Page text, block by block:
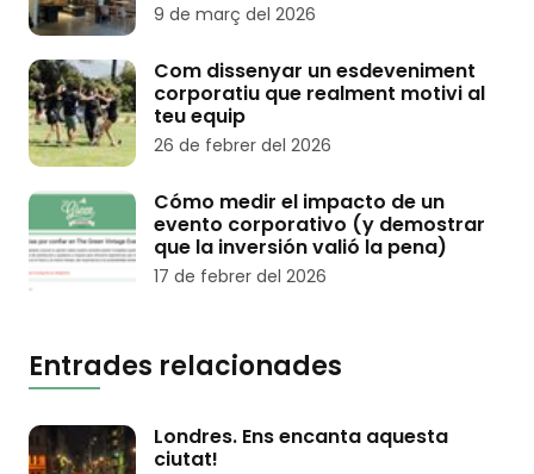
9 de març del 2026
Com dissenyar un esdeveniment
corporatiu que realment motivi al
teu equip
26 de febrer del 2026
Cómo medir el impacto de un
evento corporativo (y demostrar
que la inversión valió la pena)
17 de febrer del 2026
Entrades relacionades
Londres. Ens encanta aquesta
ciutat!